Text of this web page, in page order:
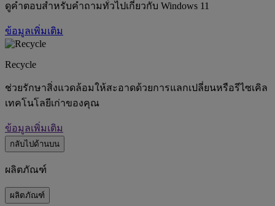
ดูคำตอบสำหรับคำถามทั่วไปเกี่ยวกับ Windows 11
ข้อมูลเพิ่มเติม
Recycle
ช่วยรักษาสิ่งแวดล้อมให้สะอาดด้วยการแลกเปลี่ยนหรือรีไซเคิล
เทคโนโลยีเก่าของคุณ
ข้อมูลเพิ่มเติม
กลับไปด้านบน
ผลิตภัณฑ์
ผลิตภัณฑ์